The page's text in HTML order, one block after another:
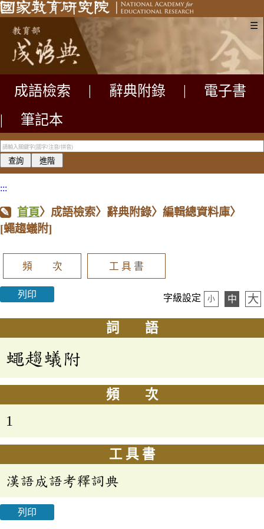
☰
成語檢索 辭典附錄
電子書
|
筆記本
:::
首頁〉成語檢索〉辭典附錄〉編輯總資料庫〉
[蠅趨蟻附]
頻 次 工 具 書
列印 字級設定 小 中 大
詞 語
蠅趨蟻附
頻 次
1
工 具 書
漢語成語考釋詞典
列印